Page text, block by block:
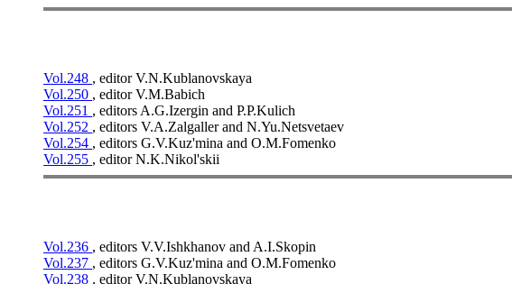
Vol.248 , editor V.N.Kublanovskaya
Vol.250 , editor V.M.Babich
Vol.251 , editors A.G.Izergin and P.P.Kulich
Vol.252 , editors V.A.Zalgaller and N.Yu.Netsvetaev
Vol.254 , editors G.V.Kuz'mina and O.M.Fomenko
Vol.255 , editor N.K.Nikol'skii
Vol.236 , editors V.V.Ishkhanov and A.I.Skopin
Vol.237 , editors G.V.Kuz'mina and O.M.Fomenko
Vol.238 , editor V.N.Kublanovskaya